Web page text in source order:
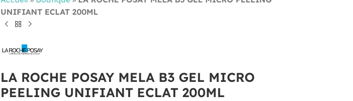
UNIFIANT ECLAT 200ML
LA ROCHE POSAY MELA B3 GEL MICRO
PEELING UNIFIANT ECLAT 200ML